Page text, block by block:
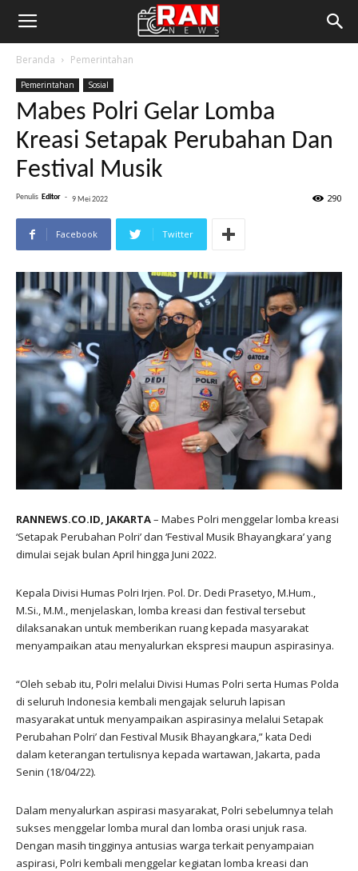
Beranda Pemerintahan
Pemerintahan Sosial
Mabes Polri Gelar Lomba
Kreasi Setapak Perubahan Dan
Festival Musik
Penulis Editor - 9 Mei 2022 290
Facebook Twitter
RANNEWS.CO.ID, JAKARTA– Mabes Polri menggelar lomba kreasi
‘Setapak Perubahan Polri’ dan ‘Festival Musik Bhayangkara’ yang
dimulai sejak bulan April hingga Juni 2022.
Kepala Divisi Humas Polri Irjen. Pol. Dr. Dedi Prasetyo, M.Hum.,
M.Si., M.M., menjelaskan, lomba kreasi dan festival tersebut
dilaksanakan untuk memberikan ruang kepada masyarakat
menyampaikan atau menyalurkan ekspresi maupun aspirasinya.
“Oleh sebab itu, Polri melalui Divisi Humas Polri serta Humas Polda
di seluruh Indonesia kembali mengajak seluruh lapisan
masyarakat untuk menyampaikan aspirasinya melalui Setapak
Perubahan Polri’ dan Festival Musik Bhayangkara,” kata Dedi
dalam keterangan tertulisnya kepada wartawan, Jakarta, pada
Senin (18/04/22).
Dalam menyalurkan aspirasi masyarakat, Polri sebelumnya telah
sukses menggelar lomba mural dan lomba orasi unjuk rasa.
Dengan masih tingginya antusias warga terkait penyampaian
aspirasi, Polri kembali menggelar kegiatan lomba kreasi dan